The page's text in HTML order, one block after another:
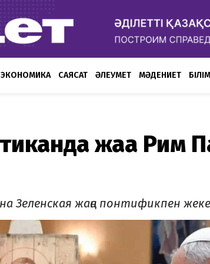
ЭКОНОМИКА САЯСАТ ӘЛЕУМЕТ МӘДЕНИЕТ БІЛІМ
жаңа Рим
Зеленская жаңа понтификпен